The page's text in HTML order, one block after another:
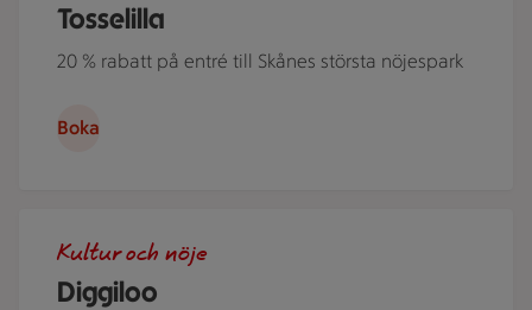
Tosselilla
20 % rabatt på entré till Skånes största nöjespark
Boka
Diggiloo
Kultur och nöje